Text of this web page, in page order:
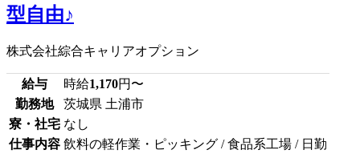
型自由♪
株式会社綜合キャリアオプション
給与 時給1,170円〜
勤務地
茨城県 土浦市
寮・社宅 なし
仕事内容 飲料の軽作業・ピッキング / 食品系工場 / 日勤